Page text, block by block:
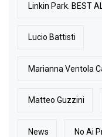
Linkin Park. BEST
Lucio Battisti
Marianna Ventola
Matteo Guzzini
News No Ai